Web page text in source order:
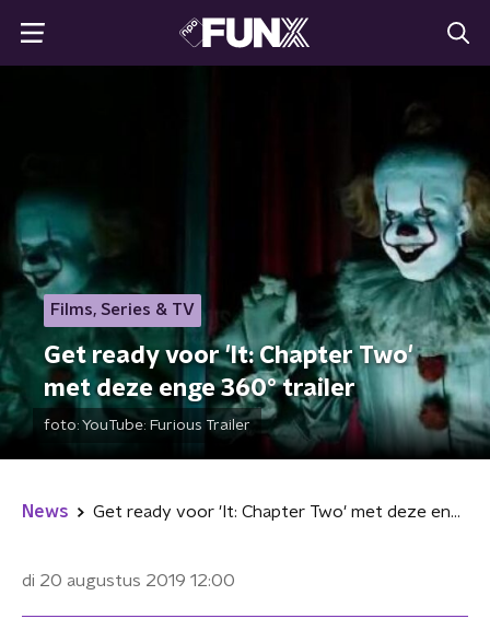
Films, Series & TV
Get ready voor 'It: Chapter Two'
met deze enge 360° trailer
foto: YouTube: Furious Trailer
News Get ready voor 'It: Chapter Two' met deze enge 360° trailer
di 20 augustus 2019 12:00